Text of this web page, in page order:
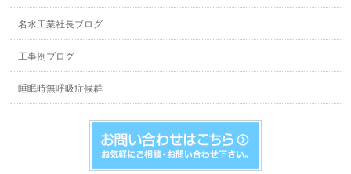
名水工業社長ブログ
工事例ブログ
睡眠時無呼吸症候群